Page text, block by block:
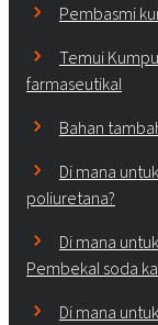
Pembasmi
Temui
farmaseutikal
Bahan
Di mana
poliuretana?
Di mana
Pembekal soda
Di mana